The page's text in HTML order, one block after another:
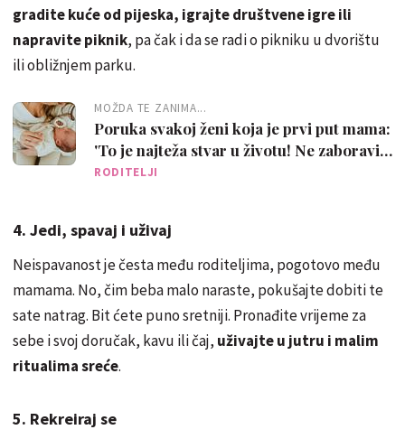
gradite kuće od pijeska, igrajte društvene igre ili
napravite piknik, pa čak i da se radi o pikniku u dvorištu
ili obližnjem parku.
MOŽDA TE ZANIMA...
Poruka svakoj ženi koja je prvi put mama:
'To je najteža stvar u životu! Ne zaboravi
to, Kraljice!'
RODITELJI
4. Jedi, spavaj i uživaj
Neispavanost je česta među roditeljima, pogotovo među
mamama. No, čim beba malo naraste, pokušajte dobiti te
sate natrag. Bit ćete puno sretniji. Pronađite vrijeme za
sebe i svoj doručak, kavu ili čaj, uživajte u jutru i malim
ritualima sreće.
5. Rekreiraj se